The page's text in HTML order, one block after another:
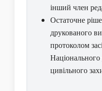
інший член
Остаточне
друкованого
протоколом
Національного
цивільного